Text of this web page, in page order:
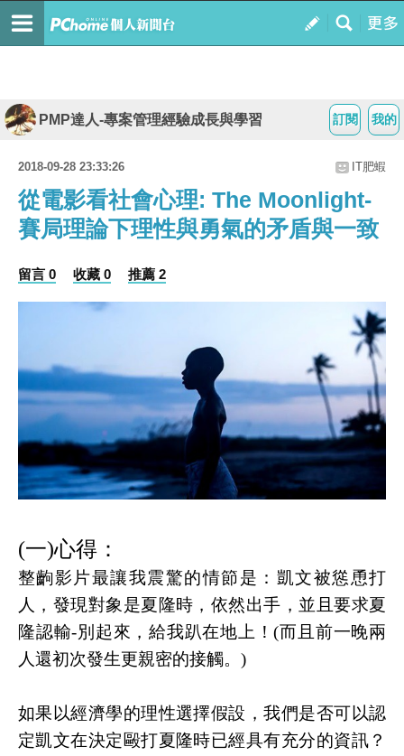
我的
訂閱
PMP達人-專案管理經驗成長與學習
2018-09-28 23:33:26 IT肥蝦
從電影看社會心理: The Moonlight-
賽局理論下理性與勇氣的矛盾與一致
留言 0 收藏 0 推薦 2
(一)心得：
整齣影片最讓我震驚的情節是：凱文被慫恿打
人，發現對象是夏隆時，依然出手，並且要求夏
隆認輸-別起來，給我趴在地上！(而且前一晚兩
人還初次發生更親密的接觸。 )
如果以經濟學的理性選擇假設，我們是否可以認
定凱文在決定毆打夏隆時已經具有充分的資訊 ？